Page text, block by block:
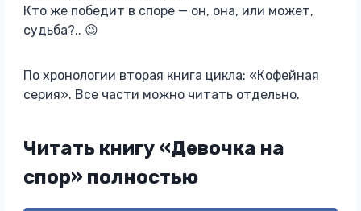
Кто же победит в споре — он, она, или может,
судьба?.. 😉
По хронологии вторая книга цикла: «Кофейная
серия». Все части можно читать отдельно.
Читать книгу «Девочка на
спор» полностью